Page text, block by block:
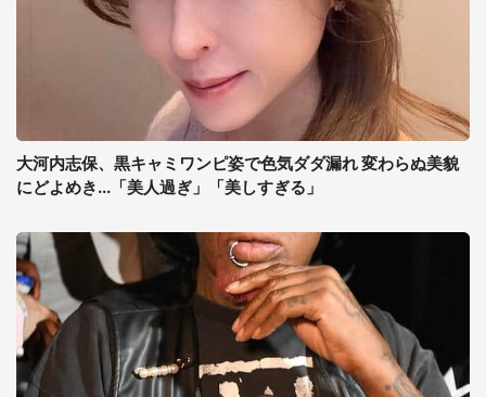
大河内志保、黒キャミワンピ姿で色気ダダ漏れ 変わらぬ美貌
にどよめき...「美人過ぎ」「美しすぎる」